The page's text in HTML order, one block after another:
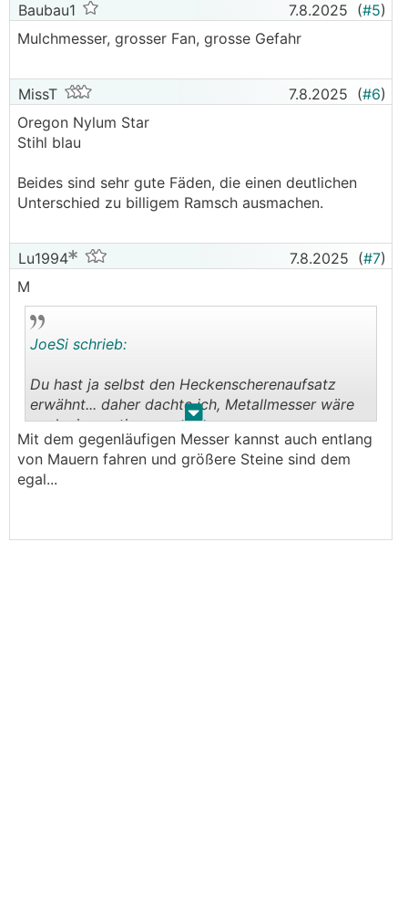
Baubau1 7.8.2025 (#5)
Mulchmesser, grosser Fan, grosse Gefahr
MissT 7.8.2025 (#6)
Oregon Nylum Star
Stihl blau
Beides sind sehr gute Fäden, die einen deutlichen
Unterschied zu billigem Ramsch ausmachen.
Lu1994 7.8.2025 (#7)
M
. .
JoeSi schrieb:
Du hast ja selbst den Heckenscherenaufsatz
erwähnt... daher dachte ich, Metallmesser wäre
auch eine option.
Mähfaden hab ich den viereckigen von Stihl
Mit dem gegenläufigen Messer kannst auch entlang
von Mauern fahren und größere Steine sind dem
egal...